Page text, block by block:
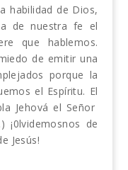
habilidad de Dios,
de nuestra fe el
que hablemos.
de emitir una
porque la
el Espíritu. El
Jehová el Señor
¡0lvidemosnos de
Jesús!